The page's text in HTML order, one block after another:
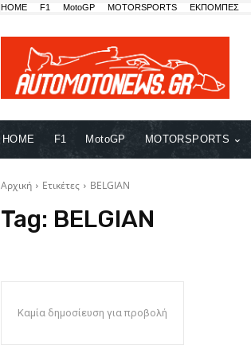
HOME F1 MotoGP MOTORSPORTS ΕΚΠΟΜΠΕΣ
HOME F1 MotoGP MOTORSPORTS
Αρχική Ετικέτες BELGIAN
Tag: BELGIAN
Καμία δημοσίευση για προβολή